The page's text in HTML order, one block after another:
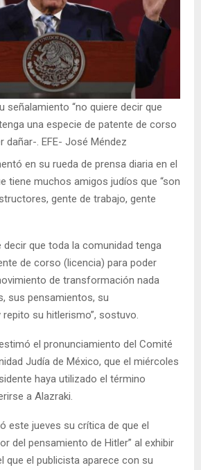
señalamiento “no quiere decir que
una especie de patente de corso
dañar-. EFE- José Méndez
en su rueda de prensa diaria en el
tiene muchos amigos judíos que “son
gente de trabajo, gente
decir que toda la comunidad tenga
de corso (licencia) para poder
de transformación nada
sus pensamientos, su
su hitlerismo”, sostuvo.
el pronunciamiento del Comité
Judía de México, que el miércoles
haya utilizado el término
a Alazraki.
este jueves su crítica de que el
del pensamiento de Hitler” al exhibir
que el publicista aparece con su